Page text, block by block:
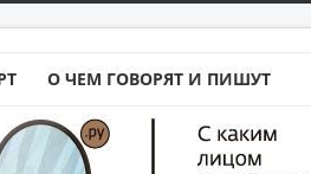
О ЧЕМ ГОВОРЯТ И ПИШУТ